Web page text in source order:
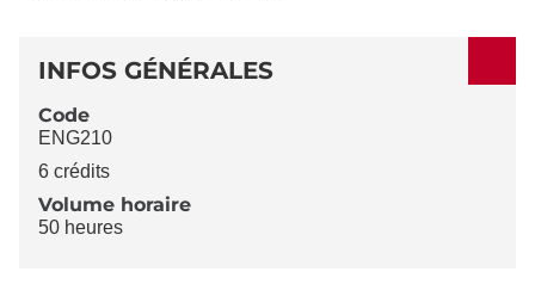
DÉTAILS
INFOS GÉNÉRALES
Code
ENG210
6 crédits
Volume horaire
50 heures